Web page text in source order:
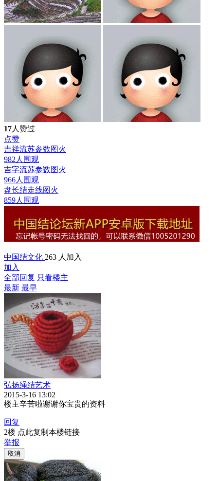
17人赞过
点赞
吉祥流苏参数图火
982人围观
吉字流苏参数图火
966人围观
盘长结走线图火
859人围观
中国结文化 263 人加入
加入
全部回复 只看楼主
最新 最早
弘扬绳结艺术
2015-3-16 13:02
楼主辛苦啦谢谢你宝贵的资料
回复
2楼 点此复制本楼链接
举报
取消